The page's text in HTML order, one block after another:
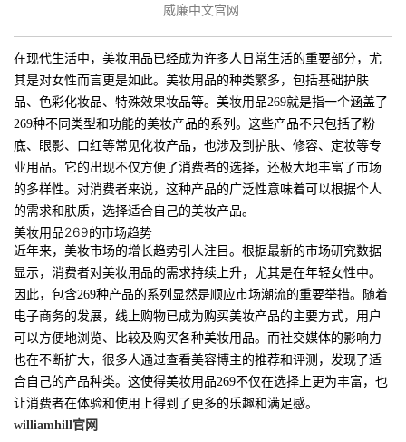
威廉中文官网
在现代生活中，美妆用品已经成为许多人日常生活的重要部分，尤
其是对女性而言更是如此。美妆用品的种类繁多，包括基础护肤
品、色彩化妆品、特殊效果妆品等。美妆用品269就是指一个涵盖了
269种不同类型和功能的美妆产品的系列。这些产品不只包括了粉
底、眼影、口红等常见化妆产品，也涉及到护肤、修容、定妆等专
业用品。它的出现不仅方便了消费者的选择，还极大地丰富了市场
的多样性。对消费者来说，这种产品的广泛性意味着可以根据个人
的需求和肤质，选择适合自己的美妆产品。
美妆用品269的市场趋势
近年来，美妆市场的增长趋势引人注目。根据最新的市场研究数据
显示，消费者对美妆用品的需求持续上升，尤其是在年轻女性中。
因此，包含269种产品的系列显然是顺应市场潮流的重要举措。随着
电子商务的发展，线上购物已成为购买美妆产品的主要方式，用户
可以方便地浏览、比较及购买各种美妆用品。而社交媒体的影响力
也在不断扩大，很多人通过查看美容博主的推荐和评测，发现了适
合自己的产品种类。这使得美妆用品269不仅在选择上更为丰富，也
让消费者在体验和使用上得到了更多的乐趣和满足感。
williamhill官网